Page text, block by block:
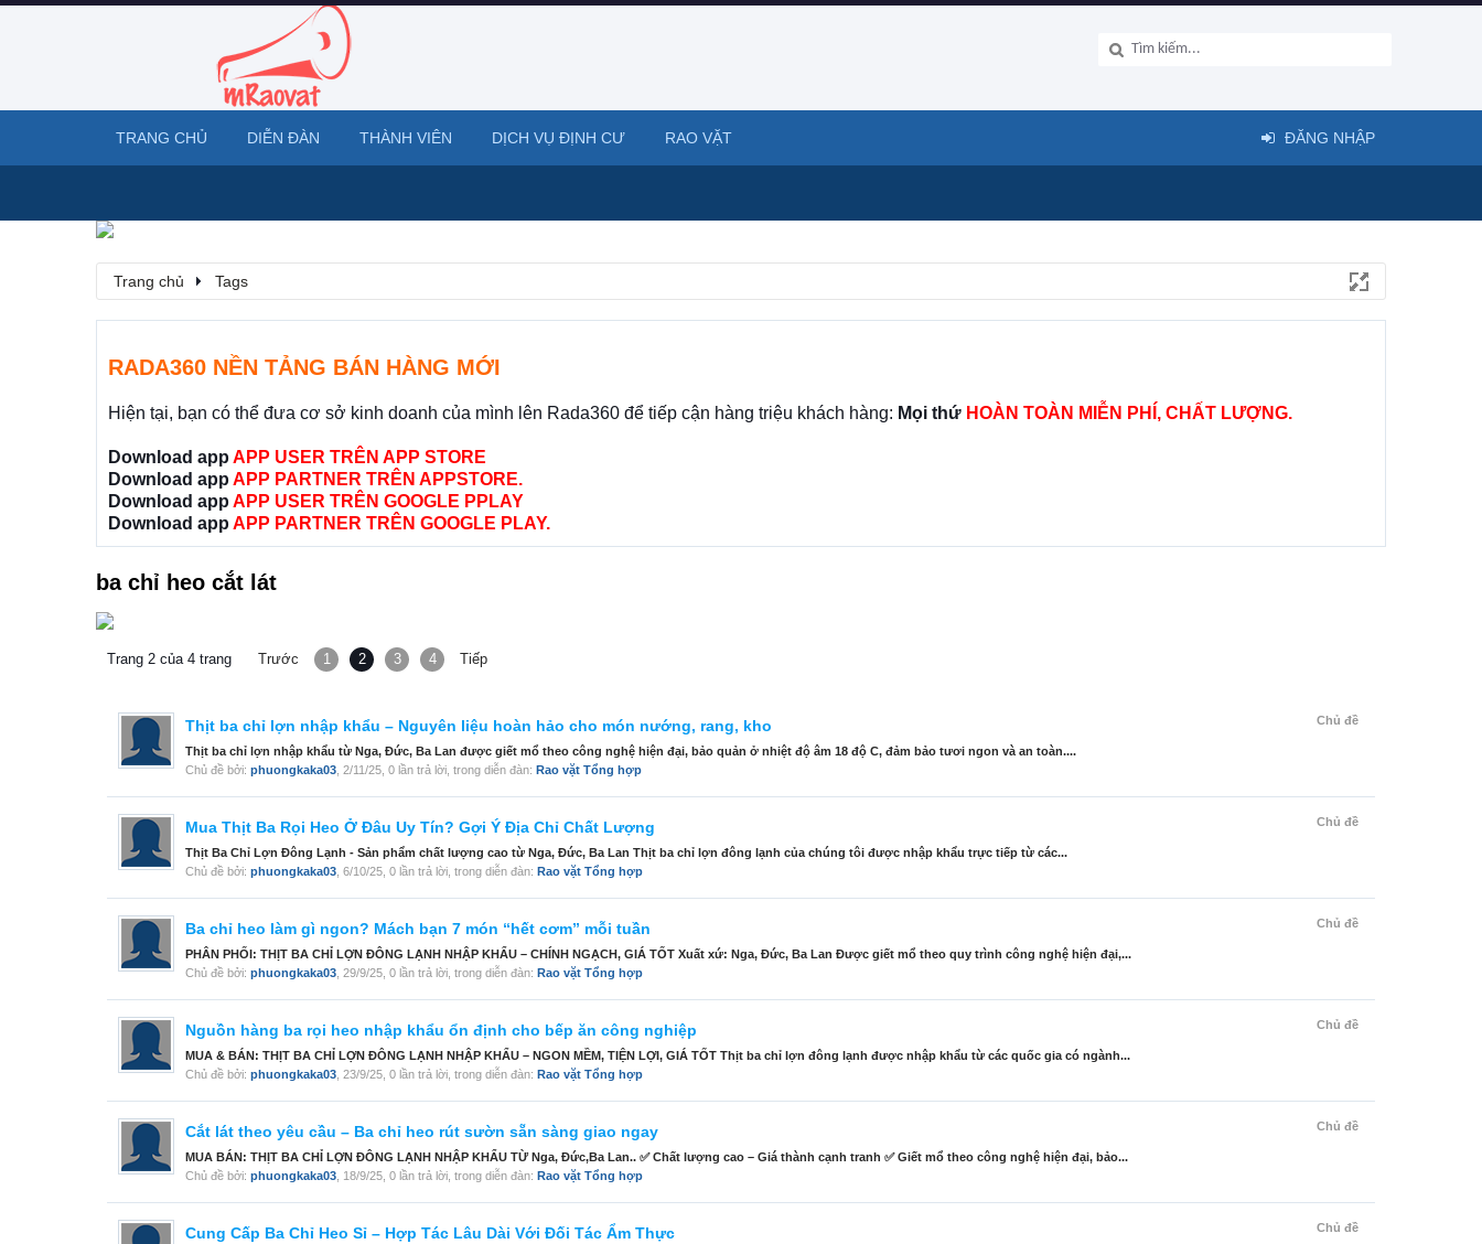
Trang chủ Tags
RADA360 NỀN TẢNG BÁN HÀNG MỚI
Hiện tại, bạn có thể đưa cơ sở kinh doanh của mình lên Rada360 để tiếp cận hàng triệu khách hàng: Mọi thứ HOÀN TOÀN MIỄN PHÍ, CHẤT LƯỢNG.
Download app APP USER TRÊN APP STORE
Download app APP PARTNER TRÊN APPSTORE.
Download app APP USER TRÊN GOOGLE PPLAY
Download app APP PARTNER TRÊN GOOGLE PLAY.
ba chỉ heo cắt lát
Trang 2 của 4 trang Trước 1 2 3 4 Tiếp
Chủ đề
Thịt ba chỉ lợn nhập khẩu – Nguyên liệu hoàn hảo cho món nướng, rang, kho
Thịt ba chỉ lợn nhập khẩu từ Nga, Đức, Ba Lan được giết mổ theo công nghệ hiện đại, bảo quản ở nhiệt độ âm 18 độ C, đảm bảo tươi ngon và an toàn....
Chủ đề bởi: phuongkaka03 2/11/25 , 0 lần trả lời, trong diễn đàn: Rao vặt Tổng hợp
Chủ đề
Mua Thịt Ba Rọi Heo Ở Đâu Uy Tín? Gợi Ý Địa Chỉ Chất Lượng
Thịt Ba Chỉ Lợn Đông Lạnh - Sản phẩm chất lượng cao từ Nga, Đức, Ba Lan Thịt ba chỉ lợn đông lạnh của chúng tôi được nhập khẩu trực tiếp từ các...
Chủ đề bởi: phuongkaka03 6/10/25 , 0 lần trả lời, trong diễn đàn: Rao vặt Tổng hợp
Chủ đề
Ba chỉ heo làm gì ngon? Mách bạn 7 món “hết cơm” mỗi tuần
PHÂN PHỐI: THỊT BA CHỈ LỢN ĐÔNG LẠNH NHẬP KHẨU – CHÍNH NGẠCH, GIÁ TỐT Xuất xứ: Nga, Đức, Ba Lan Được giết mổ theo quy trình công nghệ hiện đại,...
Chủ đề bởi: phuongkaka03 29/9/25 , 0 lần trả lời, trong diễn đàn: Rao vặt Tổng hợp
Chủ đề
Nguồn hàng ba rọi heo nhập khẩu ổn định cho bếp ăn công nghiệp
MUA & BÁN: THỊT BA CHỈ LỢN ĐÔNG LẠNH NHẬP KHẨU – NGON MỀM, TIỆN LỢI, GIÁ TỐT Thịt ba chỉ lợn đông lạnh được nhập khẩu từ các quốc gia có ngành...
Chủ đề bởi: phuongkaka03 23/9/25 , 0 lần trả lời, trong diễn đàn: Rao vặt Tổng hợp
Chủ đề
Cắt lát theo yêu cầu – Ba chỉ heo rút sườn sẵn sàng giao ngay
MUA BÁN: THỊT BA CHỈ LỢN ĐÔNG LẠNH NHẬP KHẨU TỪ Nga, Đức,Ba Lan.. ✅ Chất lượng cao – Giá thành cạnh tranh ✅ Giết mổ theo công nghệ hiện đại, bảo...
Chủ đề bởi: phuongkaka03 18/9/25 , 0 lần trả lời, trong diễn đàn: Rao vặt Tổng hợp
Chủ đề
Cung Cấp Ba Chỉ Heo Sỉ – Hợp Tác Lâu Dài Với Đối Tác Ẩm Thực
TRANG CHỦ DIỄN ĐÀN THÀNH VIÊN DỊCH VỤ ĐỊNH CƯ RAO VẶT ĐĂNG NHẬP